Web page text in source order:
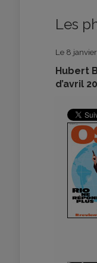
Les
Le 8
Hubert
d’avril